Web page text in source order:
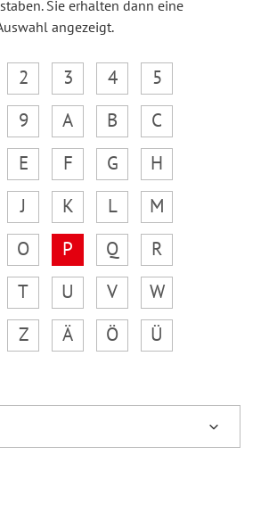
Sie erhalten dann eine
angezeigt.
2 3 4
5
9 A B
C
E F G
H
J K L
M
O P Q
R
T U V
W
Z Ä Ö
Ü